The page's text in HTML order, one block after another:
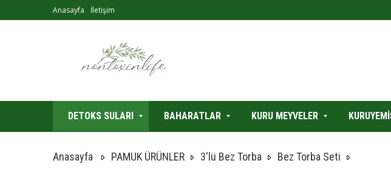
Anasayfa İletişim
DETOKS SULARI BAHARATLAR KURU MEYVELER
Anasayfa PAMUK ÜRÜNLER 3'lü Bez Torba Bez Torba Seti